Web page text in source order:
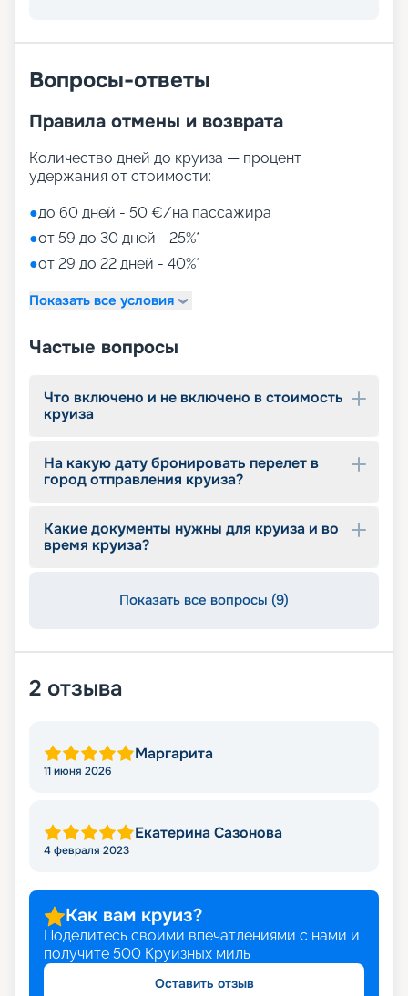
Вопросы-ответы
Правила отмены и возврата
Количество дней до круиза — процент
удержания от стоимости:
●до 60 дней - 50 €/на пассажира
●от 59 до 30 дней - 25%*
●от 29 до 22 дней - 40%*
Показать все условия
Частые вопросы
Что включено и не включено в стоимость
круиза
На какую дату бронировать перелет в
город отправления круиза?
Какие документы нужны для круиза и во
время круиза?
Показать все вопросы (9)
2 отзыва
Маргарита
11 июня 2026
Екатерина Сазонова
4 февраля 2023
Как вам круиз?
Поделитесь своими впечатлениями с нами и
получите 500 Круизных миль
Оставить отзыв